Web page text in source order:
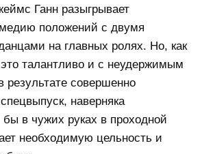
Ганн разыгрывает
положений с двумя
на главных ролях. Но, как
это талантливо и с неудержимым
результате совершенно
наверняка
в чужих руках в проходной
необходимую цельность и